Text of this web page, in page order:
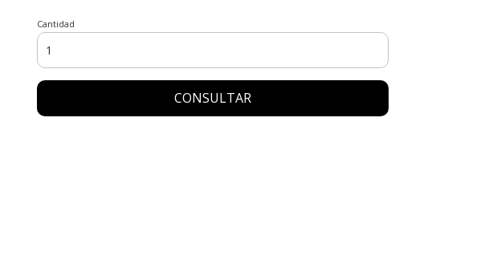
Cantidad
CONSULTAR